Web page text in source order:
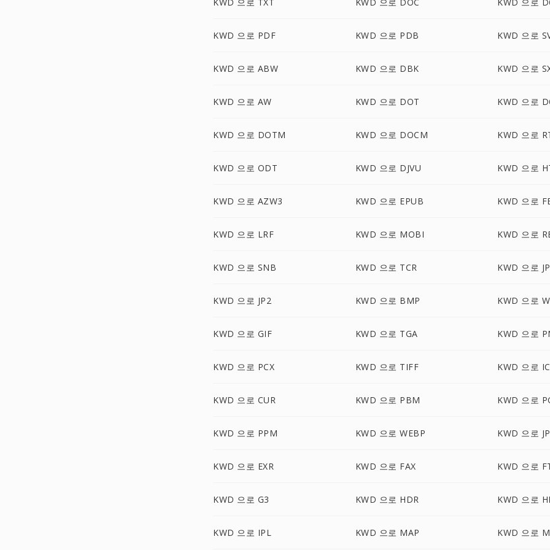
KWD 으로 PDF KWD 으로 PDB KWD 으로
KWD 으로 ABW KWD 으로 DBK KWD 으로
KWD 으로 AW KWD 으로 DOT KWD 으로
KWD 으로 DOTM KWD 으로 DOCM KWD 으로
KWD 으로 ODT KWD 으로 DJVU KWD 으로
KWD 으로 AZW3 KWD 으로 EPUB KWD 으로
KWD 으로 LRF KWD 으로 MOBI KWD 으로
KWD 으로 SNB KWD 으로 TCR KWD 으로
KWD 으로 JP2 KWD 으로 BMP KWD 으로
KWD 으로 GIF KWD 으로 TGA KWD 으로
KWD 으로 PCX KWD 으로 TIFF KWD 으로
KWD 으로 CUR KWD 으로 PBM KWD 으로
KWD 으로 PPM KWD 으로 WEBP KWD 으로
KWD 으로 EXR KWD 으로 FAX KWD 으로
KWD 으로 G3 KWD 으로 HDR KWD 으로
KWD 으로 IPL KWD 으로 MAP KWD 으로